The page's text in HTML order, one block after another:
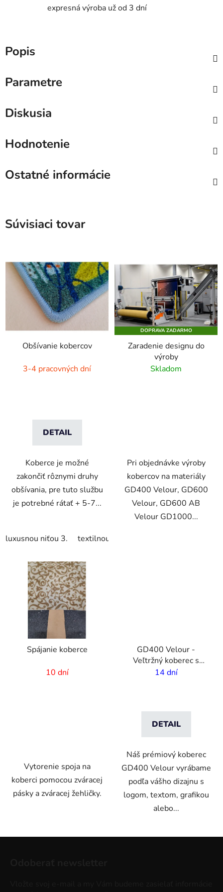
expresná výroba už od 3 dní
Popis
Parametre
Diskusia
Hodnotenie
Ostatné informácie
Súvisiaci tovar
Obšívanie kobercov
3-4 pracovných dní
DETAIL
Koberce je možné
zakončiť rôznymi druhy
obšívania, pre tuto službu
je potrebné rátať + 5-7...
luxusnou niťou 3. textilnou páskou 4.
DOPRAVA ZADARMO
Zaradenie designu do
výroby
Skladom
Pri objednávke výroby
kobercov na materiály
GD400 Velour, GD600
Velour, GD600 AB
Velour GD1000...
Spájanie koberce
10 dní
Vytorenie spoja na
koberci pomocou zváracej
pásky a zváracej žehličky.
GD400 Velour -
Veľtržný koberec s
vlastnou potlačou - 2m
14 dní
DETAIL
Náš prémiový koberec
GD400 Velour vyrábame
podľa vášho dizajnu s
logom, textom, grafikou
alebo...